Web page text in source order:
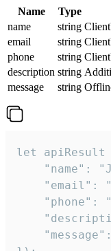
Name Type
name
string
email
string
phone
string
description string
message
string
let apiResult
"name":
"email":
"phone":